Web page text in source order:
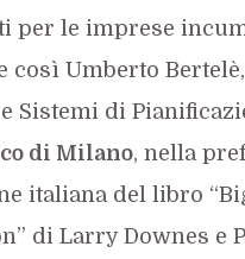
per le imprese
così Umberto
Sistemi di
di Milano, nella
italiana del libro
di Larry Downes e